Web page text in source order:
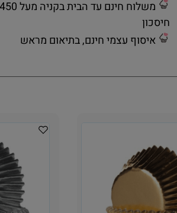
חיסכון
איסוף עצמי חינם, בתיאום מראש